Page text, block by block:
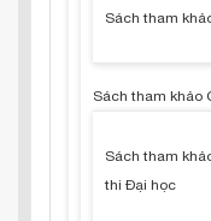
Sách tham
Sách tham khảo
Sách tham
thi Đại học